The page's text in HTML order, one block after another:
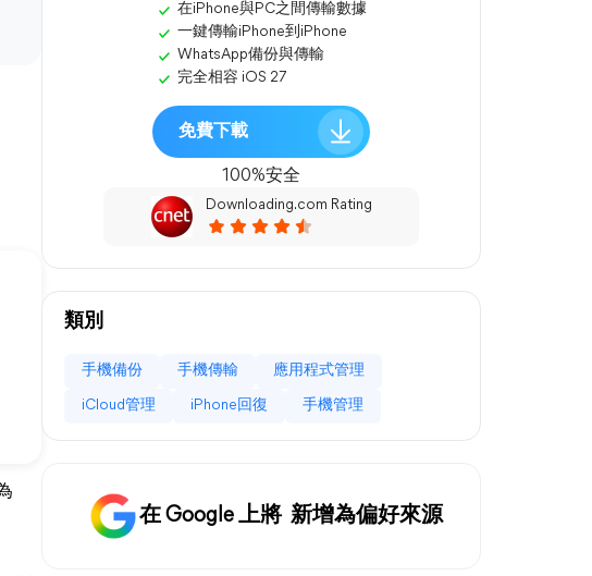
在iPhone與PC之間傳輸數據
一鍵傳輸iPhone到iPhone
WhatsApp備份與傳輸
完全相容 iOS 27
免費下載
100%安全
Downloading.com Rating
類別
手機備份 手機傳輸 應用程式管理
iCloud管理 iPhone回復 手機管理
在 Google 上將 新增為偏好來源